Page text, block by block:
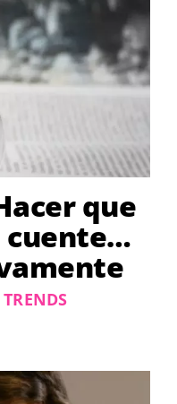
que
cuente…
TRENDS